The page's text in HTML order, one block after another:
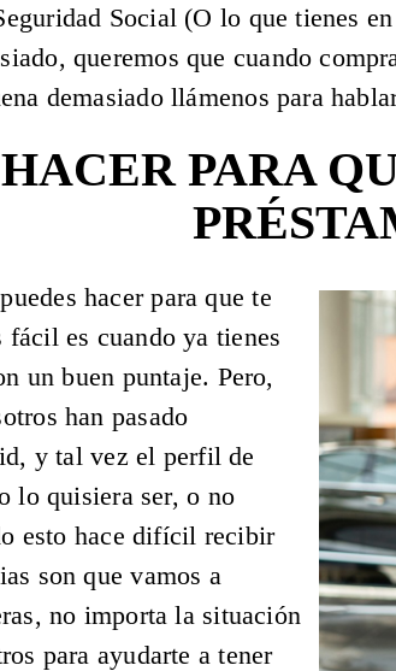
Social (O lo que tienes
queremos que cuando
demasiado llámenos para
PARA
hacer para que te
fácil es cuando ya tienes
un buen puntaje. Pero,
han pasado
y tal vez el perfil de
lo quisiera ser, o no
esto hace difícil recibir
son que vamos a
no importa la situación
para ayudarte a tener